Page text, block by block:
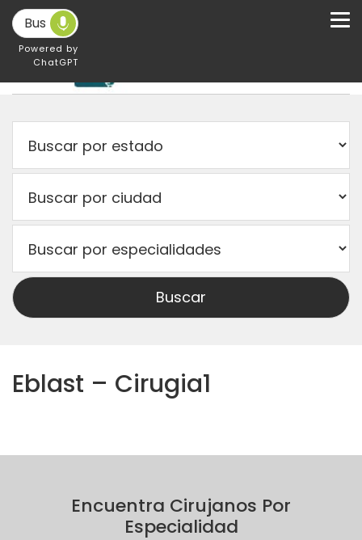
Powered by
ChatGPT
Eblast – Cirugia1
Encuentra Cirujanos Por
Especialidad